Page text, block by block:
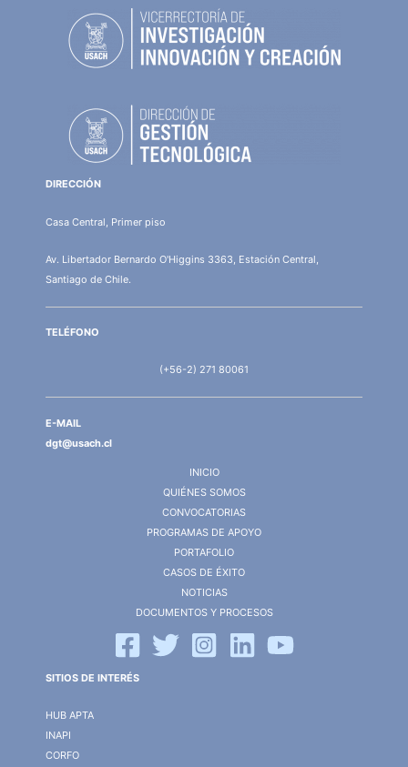
DIRECCIÓN
Casa Central, Primer piso
Av. Libertador Bernardo O'Higgins 3363, Estación Central,
Santiago de Chile.
TELÉFONO
(+56-2) 271 80061
E-MAIL
dgt@usach.cl
INICIO
QUIÉNES SOMOS
CONVOCATORIAS
PROGRAMAS DE APOYO
PORTAFOLIO
CASOS DE ÉXITO
NOTICIAS
DOCUMENTOS Y PROCESOS
SITIOS DE INTERÉS
HUB APTA
INAPI
CORFO